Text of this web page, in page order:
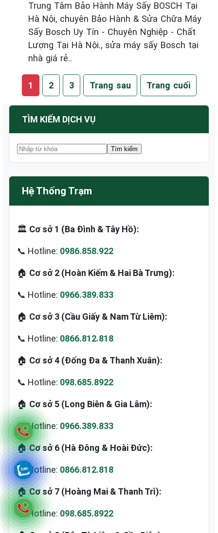
Trung Tâm Bảo Hành Máy Sấy BOSCH Tại
Hà Nội, chuyên Bảo Hành & Sửa Chữa Máy
Sấy Bosch Uy Tín - Chuyên Nghiệp - Chất
Lượng Tại Hà Nội., sửa máy sấy Bosch tại
nhà giá rẻ..
1 2 3 Trang sau Trang cuối
TÌM KIẾM DỊCH VỤ
Hệ Thống Trạm
🏛️ Cơ sở 1 (Ba Đình & Tây Hồ):
📞 Hotline: 0986.858.922
🏠 Cơ sở 2 (Hoàn Kiếm & Hai Bà Trưng):
📞 Hotline: 0966.389.833
🏠 Cơ sở 3 (Cầu Giấy & Nam Từ Liêm):
📞 Hotline: 0866.812.818
🏠 Cơ sở 4 (Đống Đa & Thanh Xuân):
📞 Hotline: 098.685.8922
🏠Cơ sở 5 (Long Biên & Gia Lâm):
📞 Hotline: 0966.389.833
🏠Cơ sở 6 (Hà Đông & Hoài Đức):
📞 Hotline: 0866.812.818
🏠Cơ sở 7 (Hoàng Mai & Thanh Trì):
📞 Hotline: 098.685.8922